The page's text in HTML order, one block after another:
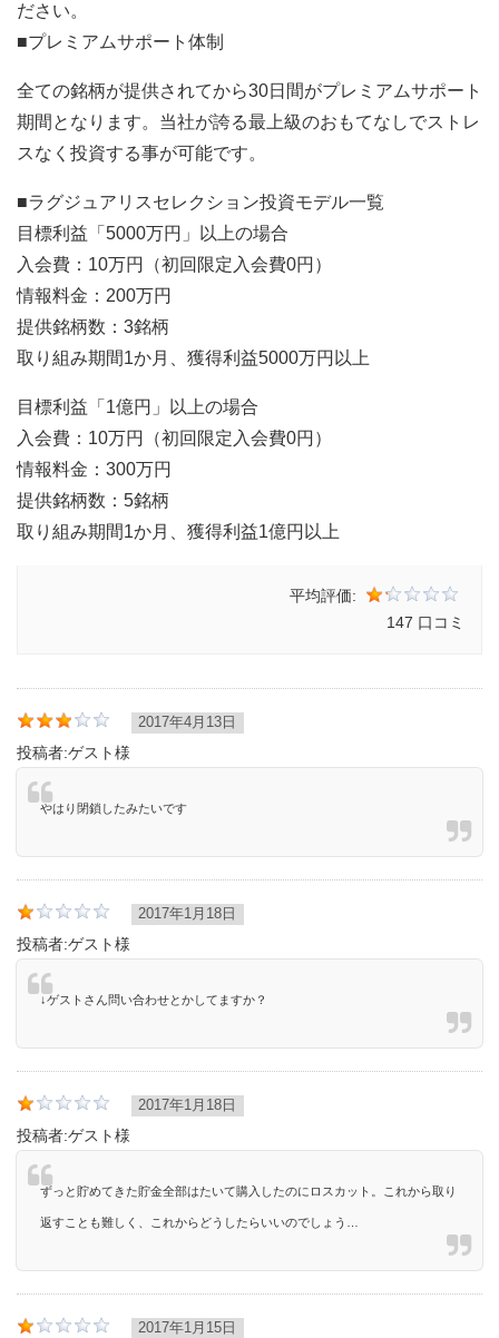
ださい。
■プレミアムサポート体制
全ての銘柄が提供されてから30日間がプレミアムサポート
期間となります。当社が誇る最上級のおもてなしでストレ
スなく投資する事が可能です。
■ラグジュアリスセレクション投資モデル一覧
目標利益「5000万円」以上の場合
入会費：10万円（初回限定入会費0円）
情報料金：200万円
提供銘柄数：3銘柄
取り組み期間1か月、獲得利益5000万円以上
目標利益「1億円」以上の場合
入会費：10万円（初回限定入会費0円）
情報料金：300万円
提供銘柄数：5銘柄
取り組み期間1か月、獲得利益1億円以上
平均評価:
147 口コミ
2017年4月13日
投稿者:ゲスト様
やはり閉鎖したみたいです
2017年1月18日
投稿者:ゲスト様
↓ゲストさん問い合わせとかしてますか？
2017年1月18日
投稿者:ゲスト様
ずっと貯めてきた貯金全部はたいて購入したのにロスカット。これから取り
返すことも難しく、これからどうしたらいいのでしょう…
2017年1月15日